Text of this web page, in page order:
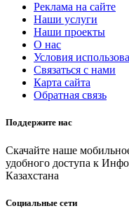
Реклама на сайте
Наши услуги
Наши проекты
О нас
Условия
Связаться с нами
Карта сайта
Обратная связь
Поддержите нас
Скачайте наше
удобного доступа к
Казахстана
Социальные сети